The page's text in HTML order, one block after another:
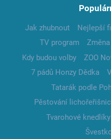
Jak zhubnout Nejlepší
TV program
Kdy budou volby
ZOO
7 pádů Honzy Dědka
Tatarák podle
Pěstování
Tvarohové knedlíky